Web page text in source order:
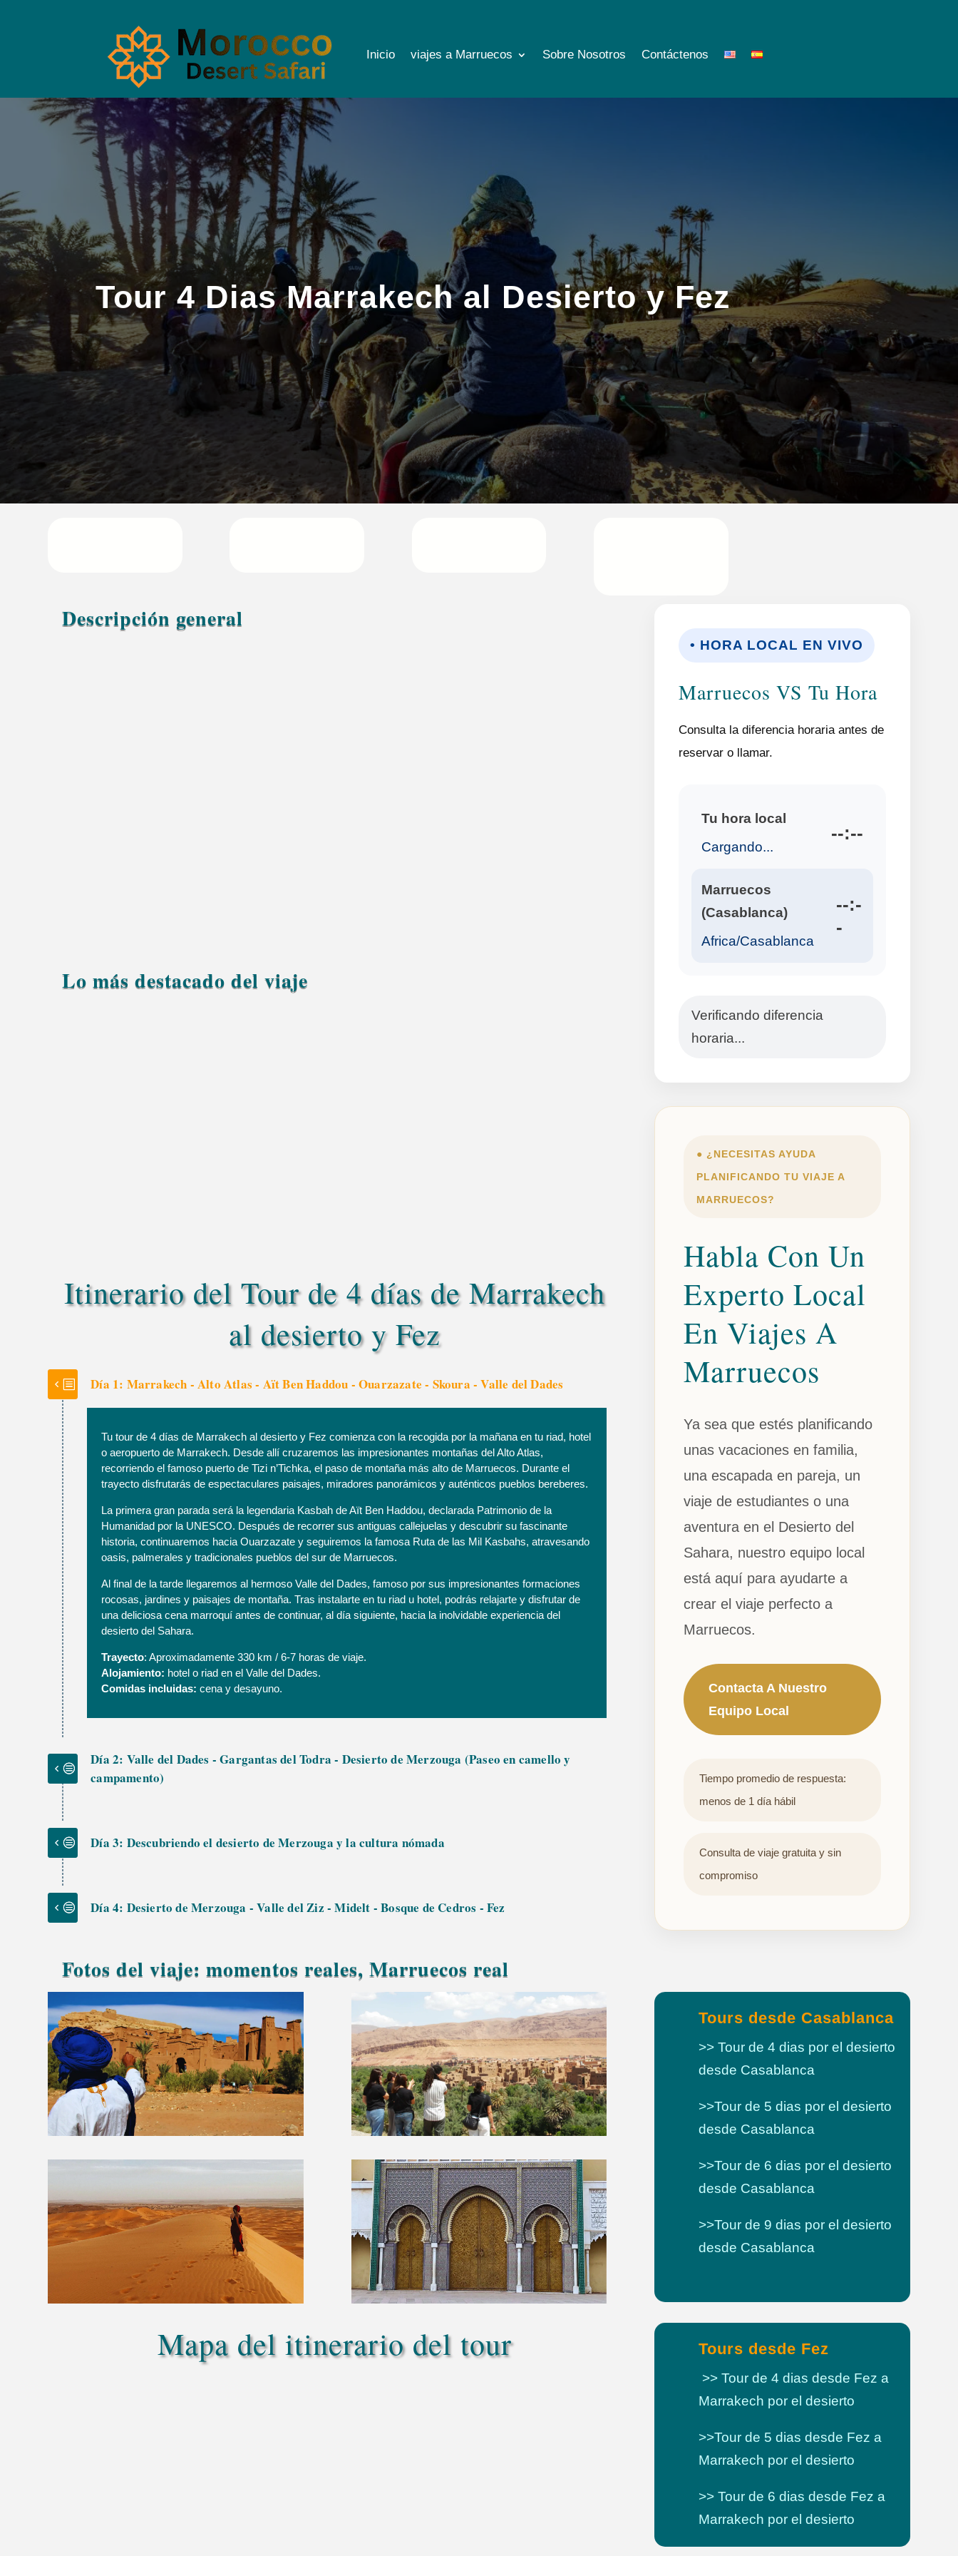
Inicio viajes a Marruecos Sobre Nosotros Contáctenos
Tour 4 Dias Marrakech al Desierto y Fez
Descripción general
Lo más destacado del viaje
Itinerario del Tour de 4 días de Marrakech
al desierto y Fez
Día 1: Marrakech - Alto Atlas - Aït Ben Haddou - Ouarzazate - Skoura - Valle del Dades
Tu tour de 4 días de Marrakech al desierto y Fez comienza con la recogida por la mañana en tu riad, hotel
o aeropuerto de Marrakech. Desde allí cruzaremos las impresionantes montañas del Alto Atlas,
recorriendo el famoso puerto de Tizi n’Tichka, el paso de montaña más alto de Marruecos. Durante el
trayecto disfrutarás de espectaculares paisajes, miradores panorámicos y auténticos pueblos bereberes.
La primera gran parada será la legendaria Kasbah de Aït Ben Haddou, declarada Patrimonio de la
Humanidad por la UNESCO. Después de recorrer sus antiguas callejuelas y descubrir su fascinante
historia, continuaremos hacia Ouarzazate y seguiremos la famosa Ruta de las Mil Kasbahs, atravesando
oasis, palmerales y tradicionales pueblos del sur de Marruecos.
Al final de la tarde llegaremos al hermoso Valle del Dades, famoso por sus impresionantes formaciones
rocosas, jardines y paisajes de montaña. Tras instalarte en tu riad u hotel, podrás relajarte y disfrutar de
una deliciosa cena marroquí antes de continuar, al día siguiente, hacia la inolvidable experiencia del
desierto del Sahara.
Trayecto: Aproximadamente 330 km / 6-7 horas de viaje.
Alojamiento: hotel o riad en el Valle del Dades.
Comidas incluidas: cena y desayuno.
Día 2: Valle del Dades - Gargantas del Todra - Desierto de Merzouga (Paseo en camello y
campamento)
Día 3: Descubriendo el desierto de Merzouga y la cultura nómada
Día 4: Desierto de Merzouga - Valle del Ziz - Midelt - Bosque de Cedros - Fez
Fotos del viaje: momentos reales, Marruecos real
• HORA LOCAL EN VIVO
Marruecos VS Tu Hora
Consulta la diferencia horaria antes de
reservar o llamar.
Tu hora local
Cargando...
--:--
Marruecos
(Casablanca)
Africa/Casablanca
--:-
-
Verificando diferencia
horaria...
● ¿NECESITAS AYUDA
PLANIFICANDO TU VIAJE A
MARRUECOS?
Habla Con Un
Experto Local
En Viajes A
Marruecos
Ya sea que estés planificando
unas vacaciones en familia,
una escapada en pareja, un
viaje de estudiantes o una
aventura en el Desierto del
Sahara, nuestro equipo local
está aquí para ayudarte a
crear el viaje perfecto a
Marruecos.
Contacta A Nuestro
Equipo Local
Tiempo promedio de respuesta:
menos de 1 día hábil
Consulta de viaje gratuita y sin
compromiso
Tours desde Casablanca
>> Tour de 4 dias por el desierto
desde Casablanca
>>Tour de 5 dias por el desierto
desde Casablanca
>>Tour de 6 dias por el desierto
desde Casablanca
>>Tour de 9 dias por el desierto
desde Casablanca
Mapa del itinerario del tour Tours desde Fez
>> Tour de 4 dias desde Fez a
Marrakech por el desierto
>>Tour de 5 dias desde Fez a
Marrakech por el desierto
>> Tour de 6 dias desde Fez a
Marrakech por el desierto